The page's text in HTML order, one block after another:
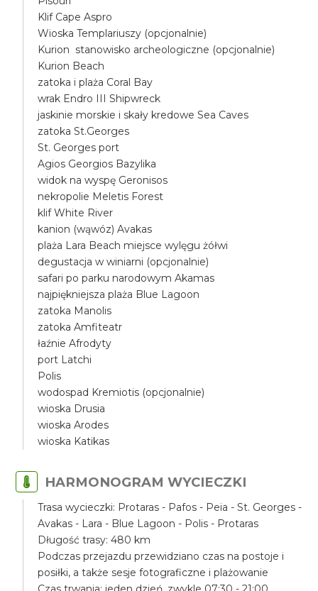
Klif Cape Aspro
Wioska Templariuszy (opcjonalnie)
Kurion stanowisko archeologiczne (opcjonalnie)
Kurion Beach
zatoka i plaża Coral Bay
wrak Endro III Shipwreck
jaskinie morskie i skały kredowe Sea Caves
zatoka St.Georges
St. Georges port
Agios Georgios Bazylika
widok na wyspę Geronisos
nekropolie Meletis Forest
klif White River
kanion (wąwóz) Avakas
plaża Lara Beach miejsce wylęgu żółwi
degustacja w winiarni (opcjonalnie)
safari po parku narodowym Akamas
najpiękniejsza plaża Blue Lagoon
zatoka Manolis
zatoka Amfiteatr
łaźnie Afrodyty
port Latchi
Polis
wodospad Kremiotis (opcjonalnie)
wioska Drusia
wioska Arodes
wioska Katikas
HARMONOGRAM WYCIECZKI
Trasa wycieczki: Protaras - Pafos - Peia - St. Georges -
Avakas - Lara - Blue Lagoon - Polis - Protaras
Długość trasy: 480 km
Podczas przejazdu przewidziano czas na postoje i
posiłki, a także sesje fotograficzne i plażowanie